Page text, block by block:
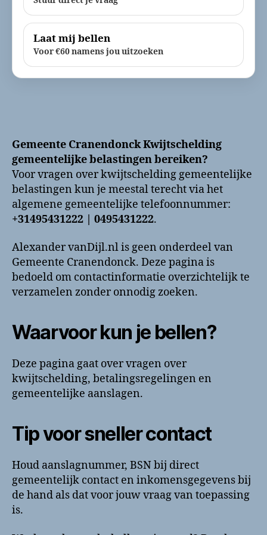
Laat mij bellen
Voor €60 namens jou uitzoeken
Gemeente Cranendonck Kwijtschelding
gemeentelijke belastingen bereiken?
Voor vragen over kwijtschelding gemeentelijke
belastingen kun je meestal terecht via het
algemene gemeentelijke telefoonnummer:
+31495431222 | 0495431222.
Alexander vanDijl.nl is geen onderdeel van
Gemeente Cranendonck. Deze pagina is
bedoeld om contactinformatie overzichtelijk te
verzamelen zonder onnodig zoeken.
Waarvoor kun je bellen?
Deze pagina gaat over vragen over
kwijtschelding, betalingsregelingen en
gemeentelijke aanslagen.
Tip voor sneller contact
Houd aanslagnummer, BSN bij direct
gemeentelijk contact en inkomensgegevens bij
de hand als dat voor jouw vraag van toepassing
is.